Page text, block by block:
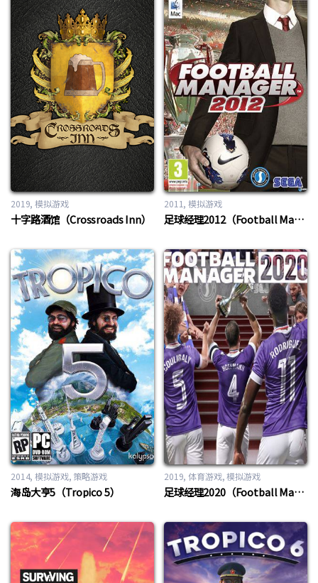
2019 模拟游戏
十字路酒馆（Crossroads Inn）
2011 模拟游戏
足球经理2012（Football Manager 2012）
2014 模拟游戏, 策略游戏
海岛大亨5（Tropico 5）
2019 体育游戏,模拟游戏
足球经理2020（Football Manager 2020）